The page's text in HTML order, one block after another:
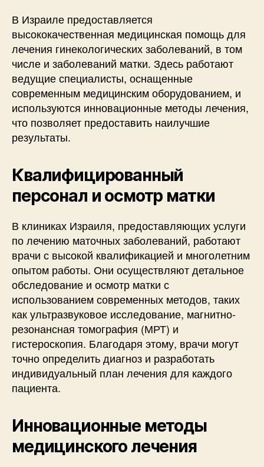
В Израиле предоставляется
высококачественная медицинская помощь для
лечения гинекологических заболеваний, в том
числе и заболеваний матки. Здесь работают
ведущие специалисты, оснащенные
современным медицинским оборудованием, и
используются инновационные методы лечения,
что позволяет предоставить наилучшие
результаты.
Квалифицированный
персонал и осмотр матки
В клиниках Израиля, предоставляющих услуги
по лечению маточных заболеваний, работают
врачи с высокой квалификацией и многолетним
опытом работы. Они осуществляют детальное
обследование и осмотр матки с
использованием современных методов, таких
как ультразвуковое исследование, магнитно-
резонансная томография (МРТ) и
гистероскопия. Благодаря этому, врачи могут
точно определить диагноз и разработать
индивидуальный план лечения для каждого
пациента.
Инновационные методы
медицинского лечения